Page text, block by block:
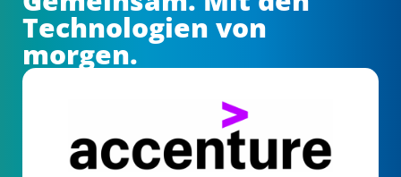
Technologien von
morgen.